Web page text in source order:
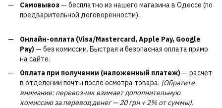
Самовывоз — бесплатно из нашего магазина в Одессе (по
предварительной договоренности).
Онлайн-оплата (Visa/Mastercard, Apple Pay, Google
Pay) — без комиссии. Быстрая и безопасная оплата прямо
на сайте.
Оплата при получении (наложенный платеж) — расчет
в отделении почты после осмотра товара. (Обратите
внимание: перевозчик взимает дополнительную
комиссию за перевод денег — 20 грн + 2% от суммы).